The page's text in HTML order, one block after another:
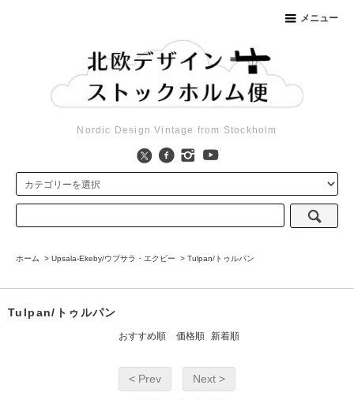
メニュー
Nordic Design Vintage from Stockholm
ホーム > Upsala-Ekeby/ウプサラ・エクビー > Tulpan/トゥルパン
Tulpan/トゥルパン
おすすめ順 価格順 新着順
< Prev Next >